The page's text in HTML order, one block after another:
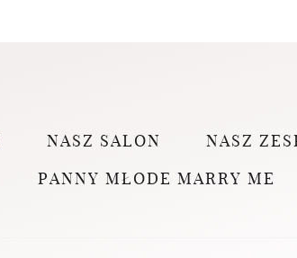
NASZ SALON NASZ
PANNY MŁODE MARRY ME